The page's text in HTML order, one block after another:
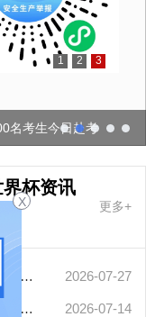
名考生今日赴考
界杯资讯
更多+
擦亮中华文明重要名片——习近平文化思想引领中国世界遗产申报保... 2026-07-27
凝聚起建设社会主义现代化新疆的磅礴力量——新疆各地认真学习贯... 2026-07-14
1 2 3
X